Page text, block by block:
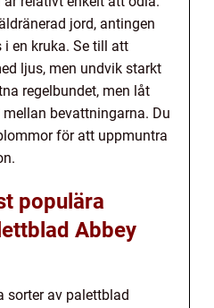
jord, antingen
en kruka. Se till att
ljus, men undvik starkt
regelbundet, men låt
bevattningarna. Du
för att uppmuntra
populära
Abbey
sorter av palettblad